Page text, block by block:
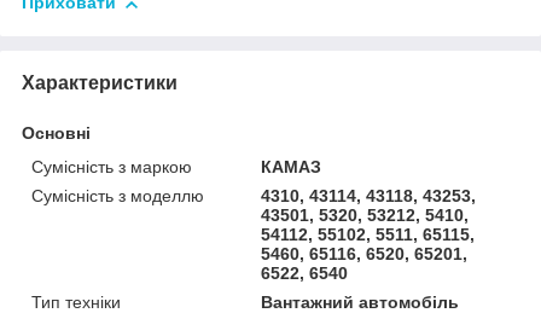
Характеристики
Основні
Сумісність з маркою
КАМАЗ
Сумісність з моделлю
4310, 43114, 43118, 43253,
43501, 5320, 53212, 5410,
54112, 55102, 5511, 65115,
5460, 65116, 6520, 65201,
6522, 6540
Тип техніки
Вантажний автомобіль